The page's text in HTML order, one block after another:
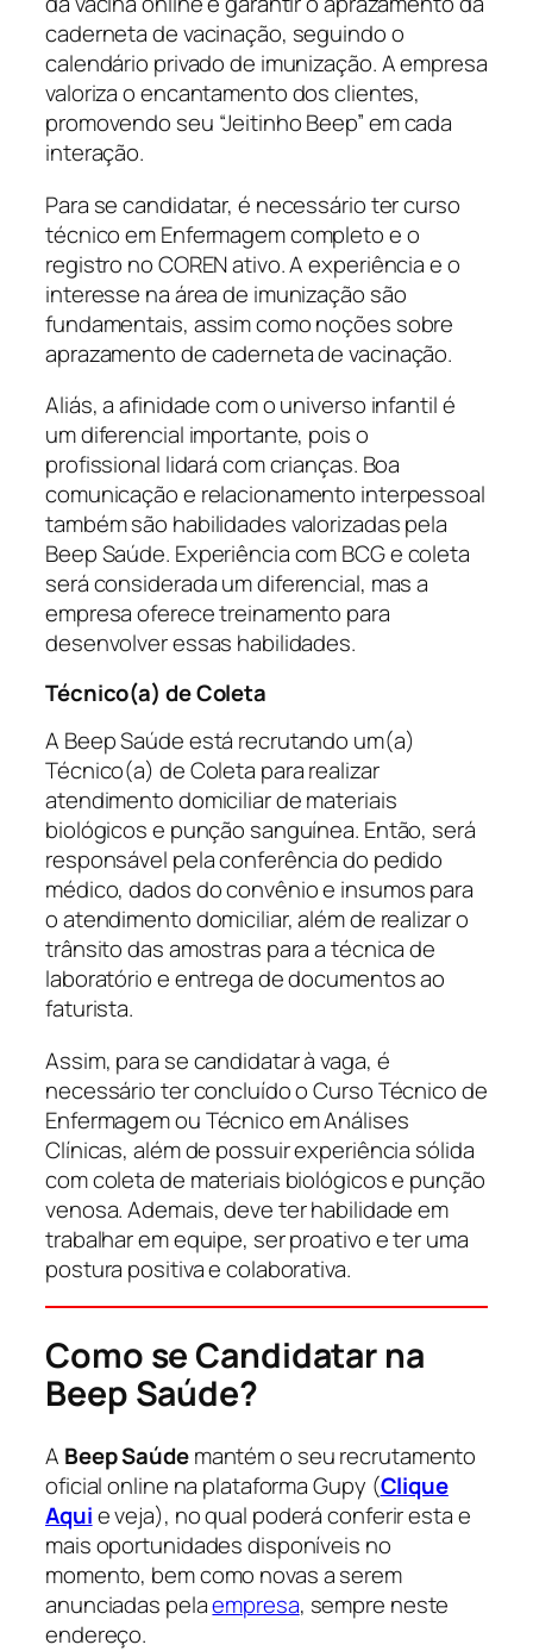
caderneta de vacinação, seguindo o
calendário privado de imunização. A empresa
valoriza o encantamento dos clientes,
promovendo seu “Jeitinho Beep” em cada
interação.
Para se candidatar, é necessário ter curso
técnico em Enfermagem completo e o
registro no COREN ativo. A experiência e o
interesse na área de imunização são
fundamentais, assim como noções sobre
aprazamento de caderneta de vacinação.
Aliás, a afinidade com o universo infantil é
um diferencial importante, pois o
profissional lidará com crianças. Boa
comunicação e relacionamento interpessoal
também são habilidades valorizadas pela
Beep Saúde. Experiência com BCG e coleta
será considerada um diferencial, mas a
empresa oferece treinamento para
desenvolver essas habilidades.
Técnico(a) de Coleta
A Beep Saúde está recrutando um(a)
Técnico(a) de Coleta para realizar
atendimento domiciliar de materiais
biológicos e punção sanguínea. Então, será
responsável pela conferência do pedido
médico, dados do convênio e insumos para
o atendimento domiciliar, além de realizar o
trânsito das amostras para a técnica de
laboratório e entrega de documentos ao
faturista.
Assim, para se candidatar à vaga, é
necessário ter concluído o Curso Técnico de
Enfermagem ou Técnico em Análises
Clínicas, além de possuir experiência sólida
com coleta de materiais biológicos e punção
venosa. Ademais, deve ter habilidade em
trabalhar em equipe, ser proativo e ter uma
postura positiva e colaborativa.
Como se Candidatar na
Beep Saúde?
A Beep Saúdemantém o seu recrutamento
oficial online na plataforma Gupy (Clique
Aquie veja), no qual poderá conferir esta e
mais oportunidades disponíveis no
momento, bem como novas a serem
anunciadas pelaempresa, sempre neste
endereço.